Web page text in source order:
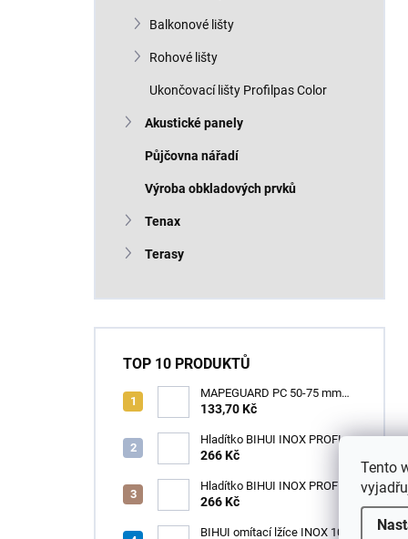
Tento
Balkonové lišty
Rohové lišty
Ukončovací lišty Profilpas Color
Akustické panely
Půjčovna nářadí
Výroba obkladových prvků
Tenax
Terasy
TOP 10 PRODUKTŮ
MAPEGUARD PC 50-75 mm
(1box=25ks) /1ks
133,70 Kč
Hladítko BIHUI INOX PROFI
280 x 120 mm zub 12mm -
266 Kč
Hladítko BIHUI INOX PROFI
280 x 120 mm zub 3,2mm -
266 Kč
BIHUI omítací lžíce INOX 100